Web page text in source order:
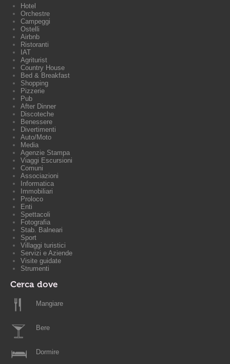
Hotel
Orchestre
Campeggi
Ostelli
Airbnb
Ristoranti
IAT
Agriturist
Country House
Bed & Breakfast
Shopping
Pizzerie
Pub
After Dinner
Discoteche
Benessere
Divertimenti
Auto/Moto
Media
Agenzie Stampa
Viaggi Escursioni
Comuni
Associazioni
Informatica
Immobiliari
Proloco
Enti
Spettacoli
Fotografia
Stab. Balneari
Sport
Villaggi turistici
Servizi e Aziende
Visite guidate
Strumenti
Cerca dove
Mangiare
Bere
Dormire